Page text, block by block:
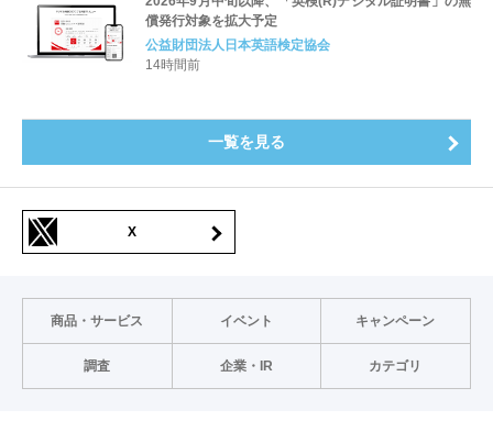
償発行対象を拡大予定
公益財団法人日本英語検定協会
14時間前
一覧を見る
X
商品・サービス イベント キャンペーン
調査 企業・IR カテゴリ